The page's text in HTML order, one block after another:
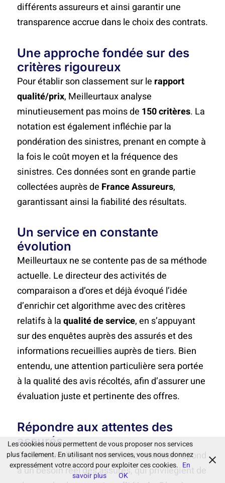
différents assureurs et ainsi garantir une
transparence accrue dans le choix des contrats.
Une approche fondée sur des
critères rigoureux
Pour établir son classement sur le rapport
qualité/prix, Meilleurtaux analyse
minutieusement pas moins de 150 critères. La
notation est également infléchie par la
pondération des sinistres, prenant en compte à
la fois le coût moyen et la fréquence des
sinistres. Ces données sont en grande partie
collectées auprès de France Assureurs,
garantissant ainsi la fiabilité des résultats.
Un service en constante
évolution
Meilleurtaux ne se contente pas de sa méthode
actuelle. Le directeur des activités de
comparaison a d’ores et déjà évoqué l’idée
d’enrichir cet algorithme avec des critères
relatifs à laqualité de service, en s’appuyant
sur des enquêtes auprès des assurés et des
informations recueillies auprès de tiers. Bien
entendu, une attention particulière sera portée
à la qualité des avis récoltés, afin d’assurer une
évaluation juste et pertinente des offres.
Répondre aux attentes des
assurés
Cette nouvelle approche de comparison répond
à un besoin réel des assurés, qui privilégient de
Les cookies nous permettent de vous proposer nos services
plus facilement. En utilisant nos services, vous nous donnez
expressément votre accord pour exploiter ces cookies. En
savoir plus
OK